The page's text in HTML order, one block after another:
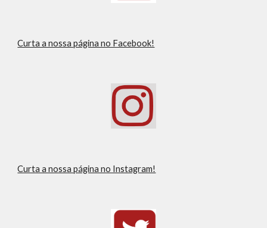
Curta a nossa página no Facebook!
Curta a nossa página no Instagram!